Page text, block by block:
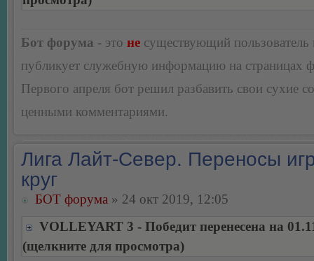
Бот форума - это не существующий пользователь
публикует служебную информацию на страницах
Первого апреля бот решил разбавить свои сухие
ценными комментариями.
Лига Лайт-Север. Переносы
круг
БОТ форума » 24 окт 2019, 12:05
VOLLEYART 3 - Победит перенесена на
(щелкните для просмотра)